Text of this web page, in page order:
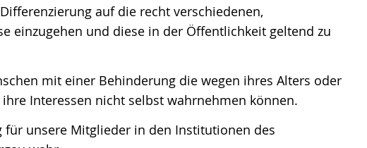
auf die recht verschiedenen,
einzugehen und diese in der Öffentlichkeit geltend zu
mit einer Behinderung die wegen ihres Alters oder
Interessen nicht selbst wahrnehmen können.
unsere Mitglieder in den Institutionen des